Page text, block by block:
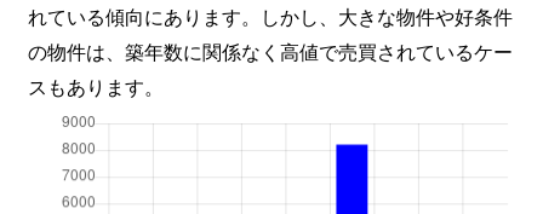
れている傾向にあります。しかし、大きな物件や好条件
の物件は、築年数に関係なく高値で売買されているケー
スもあります。